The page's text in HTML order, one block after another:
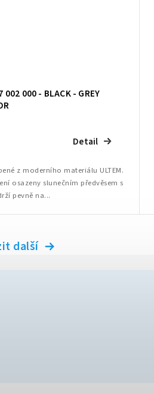
002 000 - BLACK - GREY
Detail
z moderního materiálu ULTEM.
osazeny slunečním předvěsem s
pevně na...
další